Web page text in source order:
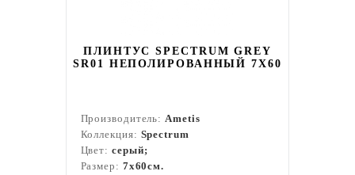
ПЛИНТУС SPECTRUM GREY
SR01 НЕПОЛИРОВАННЫЙ 7X60
Производитель:Ametis
Коллекция: Spectrum
Цвет: серый;
Размер: 7x60см.